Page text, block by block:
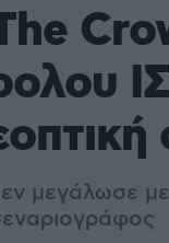
μεγάλωσε